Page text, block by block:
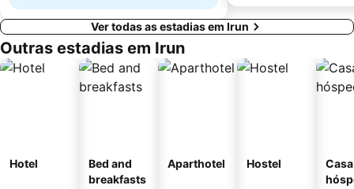
Ver todas as estadias em Irun
Outras estadias em Irun
Hotel
Bed and
breakfasts
Aparthotel Hostel